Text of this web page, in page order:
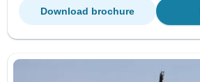
Download brochure